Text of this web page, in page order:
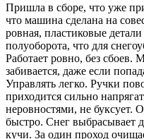
Пришла в сборе, что уже
что машина сделана на
ровная, пластиковые
полуоборота, что для
Работает ровно, без сбоев.
забивается, даже если
Управлять легко. Ручки
приходится сильно
неровностями, не
быстро. Снег выбрасывает
кучи. За один проход